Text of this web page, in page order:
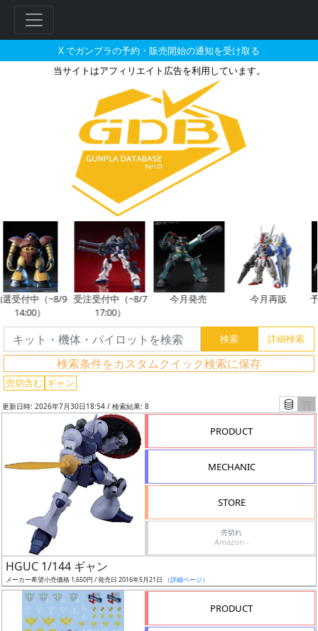
X でガンプラの予約・販売開始の通知を受け取る
当サイトはアフィリエイト広告を利用しています。
ギャンのガンプラの販売・再販
付中（~8/9
14:00）
受注受付中（~8/7
17:00）
今月発売 今月再販 予
検索条件をカスタムクイック検索に保存
売切含む ギャン
フ
リ
ー
ワ
ー
ー
ド
更新日時: 2026年7月30日18:54 / 検索結果: 8
PRODUCT
MECHANIC
STORE
売切れ
Amazon -
HGUC 1/144 ギャン
メーカー希望小売価格 1,650円 / 発売日 2016年5月21日 （詳細ページ）
PRODUCT